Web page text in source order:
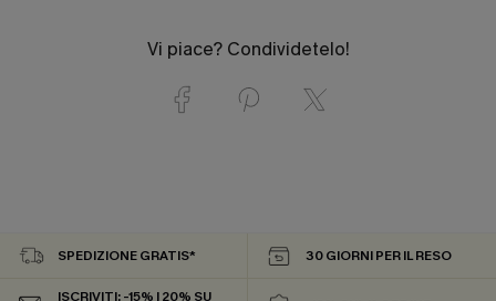
Vi piace? Condividetelo!
SPEDIZIONE GRATIS* 30 GIORNI PER IL RESO
ISCRIVITI: -15% | 20% SU